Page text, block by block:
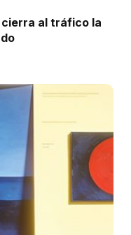
cierra al tráfico la